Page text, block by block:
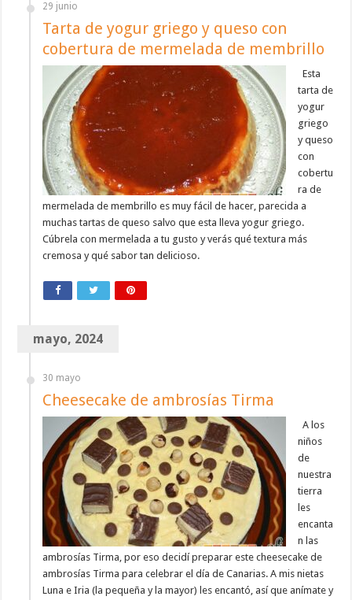
29 junio
Tarta de yogur griego y queso con
cobertura de mermelada de membrillo
Esta
tarta de
yogur
griego
y queso
con
cobertu
ra de
mermelada de membrillo es muy fácil de hacer, parecida a
muchas tartas de queso salvo que esta lleva yogur griego.
Cúbrela con mermelada a tu gusto y verás qué textura más
cremosa y qué sabor tan delicioso.
mayo, 2024
30 mayo
Cheesecake de ambrosías Tirma
A los
niños
de
nuestra
tierra
les
encanta
n las
ambrosías Tirma, por eso decidí preparar este cheesecake de
ambrosías Tirma para celebrar el día de Canarias. A mis nietas
Luna e Iria (la pequeña y la mayor) les encantó, así que anímate y